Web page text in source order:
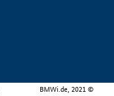
BMWi.de, 2021 ©